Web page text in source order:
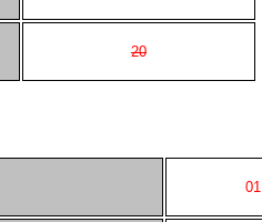
20
01